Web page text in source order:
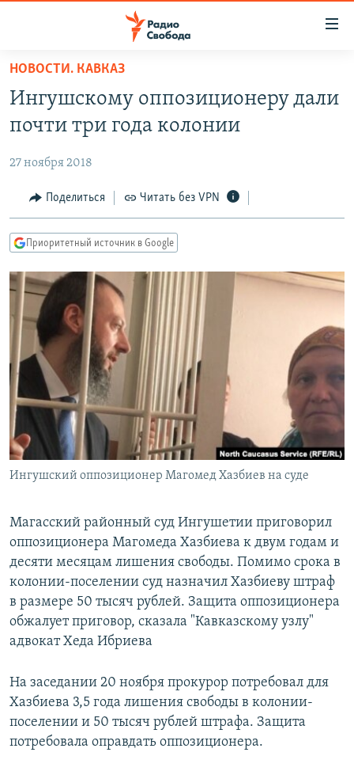
упрощенного
доступа
основному
Вернутся
главной
навигации
Вернутся
поиску
ПОДКАСТЫ
АВТОРСКИЕ ПРОЕКТЫ
ЦИТАТЫ СВОБОДЫ
МНЕНИЯ
IDEL.РЕАЛИИ
КАВКАЗ.РЕАЛИИ
СЕВЕР.РЕАЛИИ
СИБИРЬ.РЕАЛИИ
РАСПИСАНИЕ ВЕЩАНИЯ
ПОДПИШИТЕСЬ НА РАССЫЛКУ
СОЦИАЛЬНЫЕ СЕТИ
Все сайты РСЕ/РС
НОВОСТИ. КАВКАЗ
Ингушскому оппозиционеру дали
почти три года колонии
27 ноября 2018
Поделиться Читать без VPN
Приоритетный источник в Google
Ингушский оппозиционер Магомед Хазбиев на суде
Магасский районный суд Ингушетии приговорил
оппозиционера Магомеда Хазбиева к двум годам и
десяти месяцам лишения свободы. Помимо срока в
колонии-поселении суд назначил Хазбиеву штраф
в размере 50 тысяч рублей. Защита оппозиционера
обжалует приговор, сказала "Кавказскому узлу"
адвокат Хеда Ибриева
На заседании 20 ноября прокурор потребовал для
Хазбиева 3,5 года лишения свободы в колонии-
поселении и 50 тысяч рублей штрафа. Защита
потребовала оправдать оппозиционера.